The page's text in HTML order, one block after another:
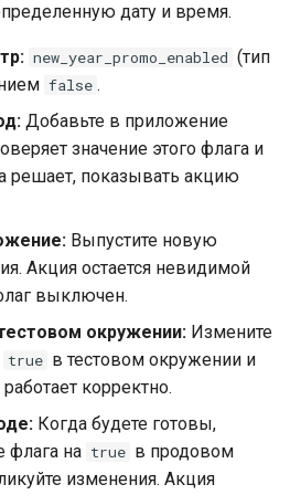
дату и время.
new_year_promo_enabled (тип
false .
Добавьте в приложение
значение этого флага и
решает, показывать акцию
Выпустите новую
Акция остается невидимой
выключен.
окружении: Измените
true в тестовом окружении и
корректно.
Когда будете готовы,
флага на true в продовом
изменения. Акция